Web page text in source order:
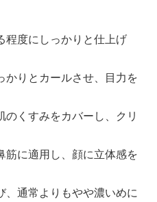
程度にしっかりと仕上げ
かりとカールさせ、目力を
のくすみをカバーし、クリ
筋に適用し、顔に立体感を
、通常よりもやや濃いめに